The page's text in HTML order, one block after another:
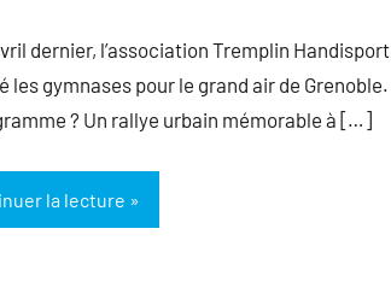
dernier, l’association Tremplin Handisport
les gymnases pour le grand air de Grenoble.
? Un rallye urbain mémorable à […]
la lecture